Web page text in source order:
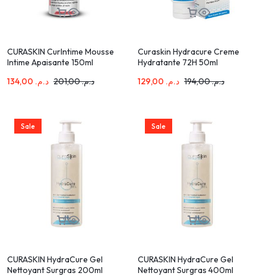
CURASKIN CurIntime Mousse
Intime Apaisante 150ml
د.م.201,00 د.م.
Curaskin Hydracure Creme
Hydratante 72H 50ml
د.م.194,00 د.م.
Sale
CURASKIN HydraCure Gel
Nettoyant Surgras 200ml
Sale
CURASKIN HydraCure Gel
Nettoyant Surgras 400ml